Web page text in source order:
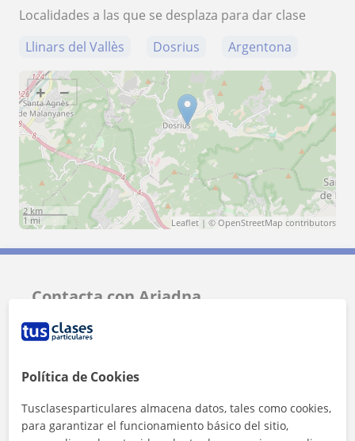
Localidades a las que se desplaza para dar clase
Llinars del Vallès
Dosrius Argentona
+ −
2 km
1 mi
Leaflet | © OpenStreetMap contributors
Contacta con Ariadna
Tarifa
1ª clase gratis
Política de Cookies
Tusclasesparticulares almacena datos, tales como cookies,
para garantizar el funcionamiento básico del sitio,